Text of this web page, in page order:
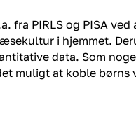
fra PIRLS og PISA
i hjemmet.
data. Som
muligt at koble børns